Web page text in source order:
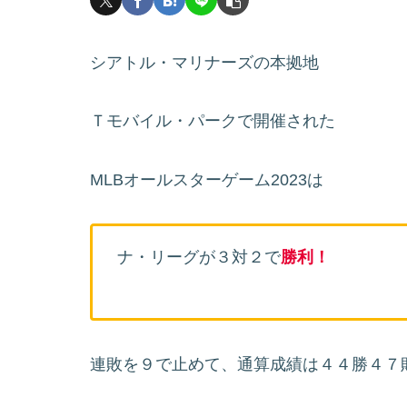
シアトル・マリナーズの本拠地
Ｔモバイル・パークで開催された
MLBオールスターゲーム2023は
ナ・リーグが３対２で勝利！
連敗を９で止めて、通算成績は４４勝４７